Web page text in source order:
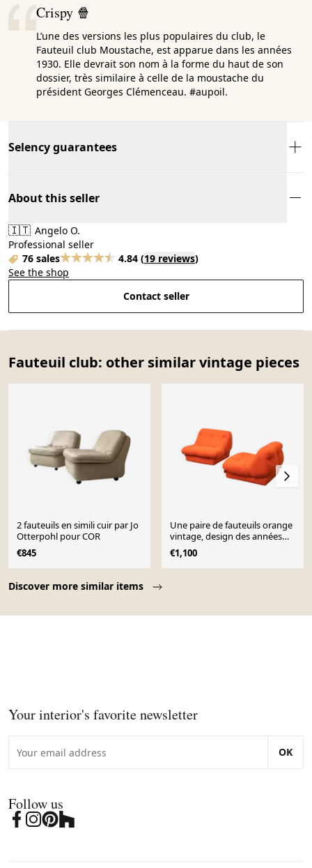
Crispy 🍿
L’une des versions les plus populaires du club, le
Fauteuil club Moustache, est apparue dans les années
1930. Elle devrait son nom à la forme du haut de son
dossier, très similaire à celle de la moustache du
président Georges Clémenceau. #aupoil.
Selency guarantees
About this seller
🇮🇹 Angelo O.
Professional seller
76 sales
4.84 (19 reviews)
See the shop
Contact seller
Fauteuil club: other similar vintage pieces
Discover more similar items
2 fauteuils en simili cuir par Jo
Otterpohl pour COR
€845
Une paire de fauteuils orange
vintage, design des années
1970, moderniste.
€1,100
Your interior's favorite newsletter
OK
Follow us